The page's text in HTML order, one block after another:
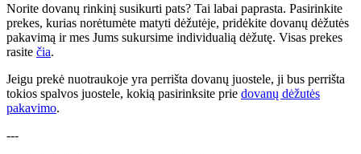
Norite dovanų rinkinį susikurti pats? Tai labai paprasta. Pasirinkite
prekes, kurias norėtumėte matyti dėžutėje, pridėkite dovanų dėžutės
pakavimą ir mes Jums sukursime individualią dėžutę. Visas prekes
rasite čia.
Jeigu prekė nuotraukoje yra perrišta dovanų juostele, ji bus perrišta
tokios spalvos juostele, kokią pasirinksite prie dovanų dėžutės
pakavimo.
---